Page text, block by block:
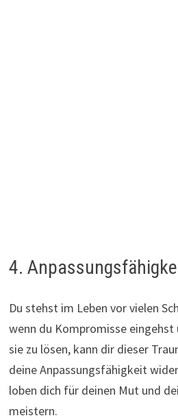
4.
Du stehst im Leben vor vielen
wenn du Kompromisse
sie zu lösen, kann dir dieser
deine Anpassungsfähigkeit
loben dich für deinen Mut und
meistern.